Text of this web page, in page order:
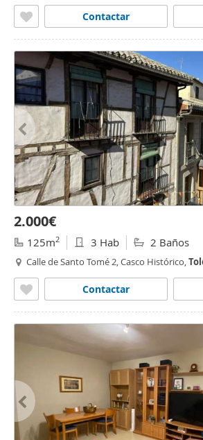
Contactar
2.000€
125m2 3 Hab 2 Baños
Calle de Santo Tomé 2, Casco Histórico,
Contactar